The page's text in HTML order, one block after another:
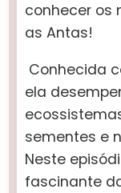
conhecer os
as Antas!
Conhecida
ela
sementes e
Neste
fascinante